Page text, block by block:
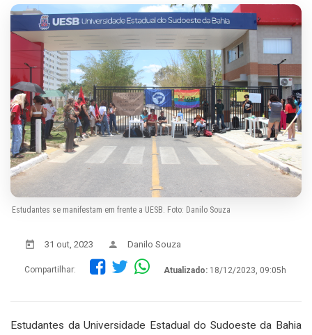
Estudantes se manifestam em frente a UESB. Foto: Danilo Souza
31 out, 2023 Danilo Souza
Compartilhar: Atualizado: 18/12/2023, 09:05h
Estudantes da Universidade Estadual do Sudoeste da Bahia